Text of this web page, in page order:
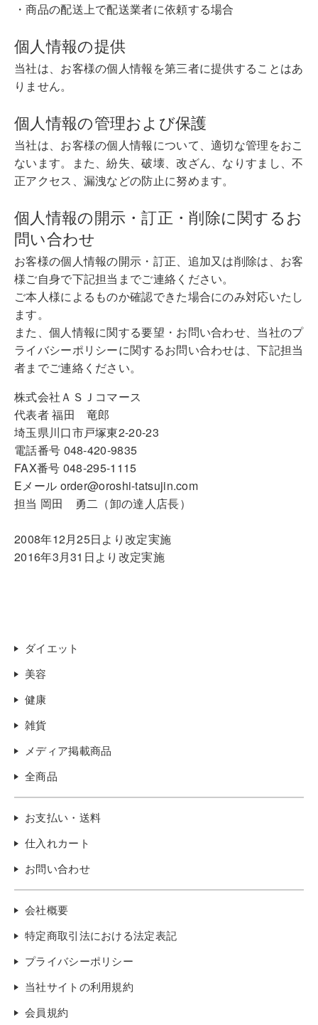
・商品の配送上で配送業者に依頼する場合
個人情報の提供
当社は、お客様の個人情報を第三者に提供することはあ
りません。
個人情報の管理および保護
当社は、お客様の個人情報について、適切な管理をおこ
ないます。また、紛失、破壊、改ざん、なりすまし、不
正アクセス、漏洩などの防止に努めます。
個人情報の開示・訂正・削除に関するお
問い合わせ
お客様の個人情報の開示・訂正、追加又は削除は、お客
様ご自身で下記担当までご連絡ください。
ご本人様によるものか確認できた場合にのみ対応いたし
ます。
また、個人情報に関する要望・お問い合わせ、当社のプ
ライバシーポリシーに関するお問い合わせは、下記担当
者までご連絡ください。
株式会社ＡＳＪコマース
代表者 福田 竜郎
埼玉県川口市戸塚東2-20-23
電話番号 048-420-9835
FAX番号 048-295-1115
Eメール order@oroshi-tatsujin.com
担当 岡田 勇二（卸の達人店長）
2008年12月25日より改定実施
2016年3月31日より改定実施
ダイエット
美容
健康
雑貨
メディア掲載商品
全商品
お支払い・送料
仕入れカート
お問い合わせ
会社概要
特定商取引法における法定表記
プライバシーポリシー
当社サイトの利用規約
会員規約